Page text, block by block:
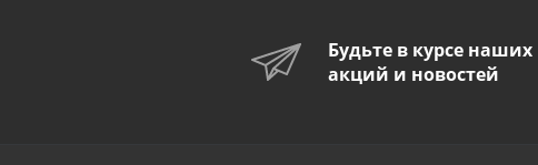
Будьте в курсе наших
акций и новостей